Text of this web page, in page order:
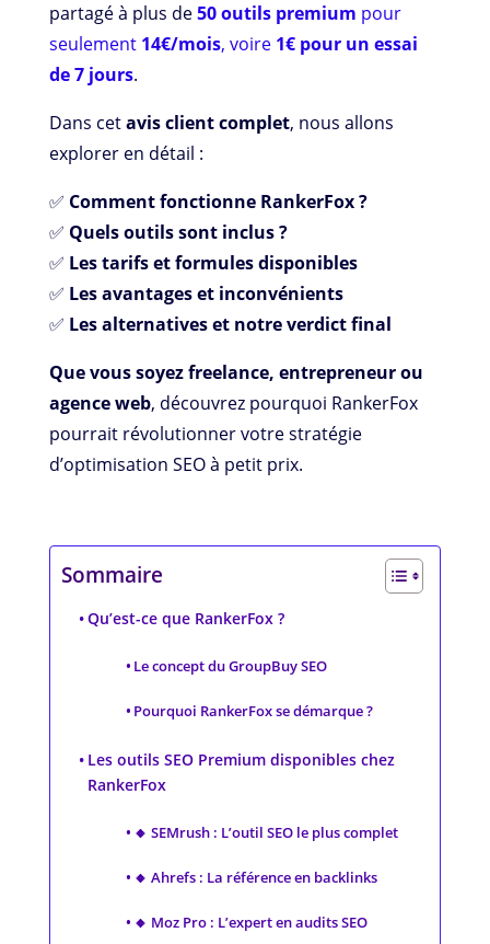
partagé à plus de50 outils premium pour
seulement 14€/mois, voire 1€ pour un essai
de 7 jours.
Dans cetavis client complet, nous allons
explorer en détail :
✅ Comment fonctionne RankerFox ?
✅ Quels outils sont inclus ?
✅ Les tarifs et formules disponibles
✅ Les avantages et inconvénients
✅ Les alternatives et notre verdict final
Que vous soyez freelance, entrepreneur ou
agence web, découvrez pourquoi RankerFox
pourrait révolutionner votre stratégie
d’optimisation SEO à petit prix.
Sommaire
Qu’est-ce que RankerFox ?
Le concept du GroupBuy SEO
Pourquoi RankerFox se démarque ?
Les outils SEO Premium disponibles chez
RankerFox
🔸 SEMrush : L’outil SEO le plus complet
🔸 Ahrefs : La référence en backlinks
🔸 Moz Pro : L’expert en audits SEO